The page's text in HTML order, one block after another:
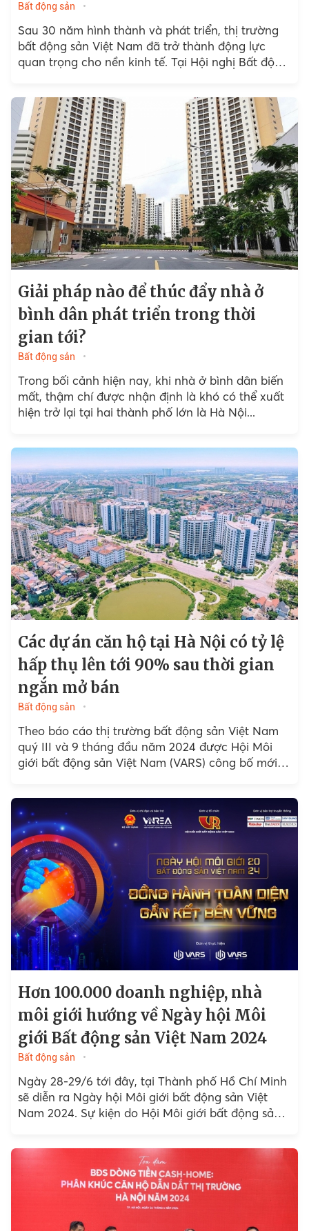
Bất động sản
Sau 30 năm hình thành và phát triển, thị trường
bất động sản Việt Nam đã trở thành động lực
quan trọng cho nền kinh tế. Tại Hội nghị Bất động
Giải pháp nào để thúc đẩy nhà ở
bình dân phát triển trong thời
gian tới?
Bất động sản
Trong bối cảnh hiện nay, khi nhà ở bình dân biến
mất, thậm chí được nhận định là khó có thể xuất
hiện trở lại tại hai thành phố lớn là Hà Nội...
Các dự án căn hộ tại Hà Nội có tỷ lệ
hấp thụ lên tới 90% sau thời gian
ngắn mở bán
Bất động sản
Theo báo cáo thị trường bất động sản Việt Nam
quý III và 9 tháng đầu năm 2024 được Hội Môi
giới bất động sản Việt Nam (VARS) công bố mới
Hơn 100.000 doanh nghiệp, nhà
môi giới hướng về Ngày hội Môi
giới Bất động sản Việt Nam 2024
Bất động sản
Ngày 28-29/6 tới đây, tại Thành phố Hồ Chí Minh
sẽ diễn ra Ngày hội Môi giới bất động sản Việt
Nam 2024. Sự kiện do Hội Môi giới bất động sản